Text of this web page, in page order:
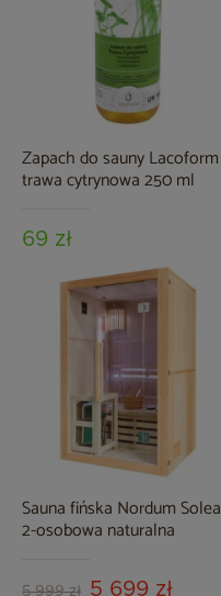
Zapach do sauny Lacoform
trawa cytrynowa 250 ml
69 zł
Sauna fińska Nordum Solea
2-osobowa naturalna
5 999 zł 5 699 zł